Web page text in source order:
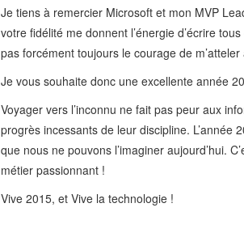
Je tiens à remercier Microsoft et mon MVP
votre fidélité me donnent l’énergie d’écrire
pas forcément toujours le courage de m’atteler
Je vous souhaite donc une excellente année
Voyager vers l’inconnu ne fait pas peur aux
progrès incessants de leur discipline. L’année
que nous ne pouvons l’imaginer aujourd’hui.
métier passionnant !
Vive 2015, et Vive la technologie !